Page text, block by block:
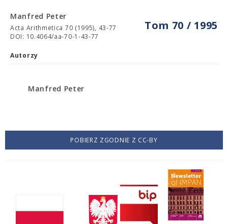
Tom 70 / 1995
Manfred Peter
Acta Arithmetica 70 (1995), 43-77
DOI: 10.4064/aa-70-1-43-77
Autorzy
Manfred Peter
POBIERZ ZGODNIE Z CC-BY